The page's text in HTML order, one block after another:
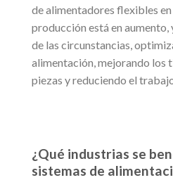
de alimentadores flexibles en
producción está en aumento,
de las circunstancias,
alimentación, mejorando los
piezas y reduciendo el
¿Qué industrias se
sistemas de